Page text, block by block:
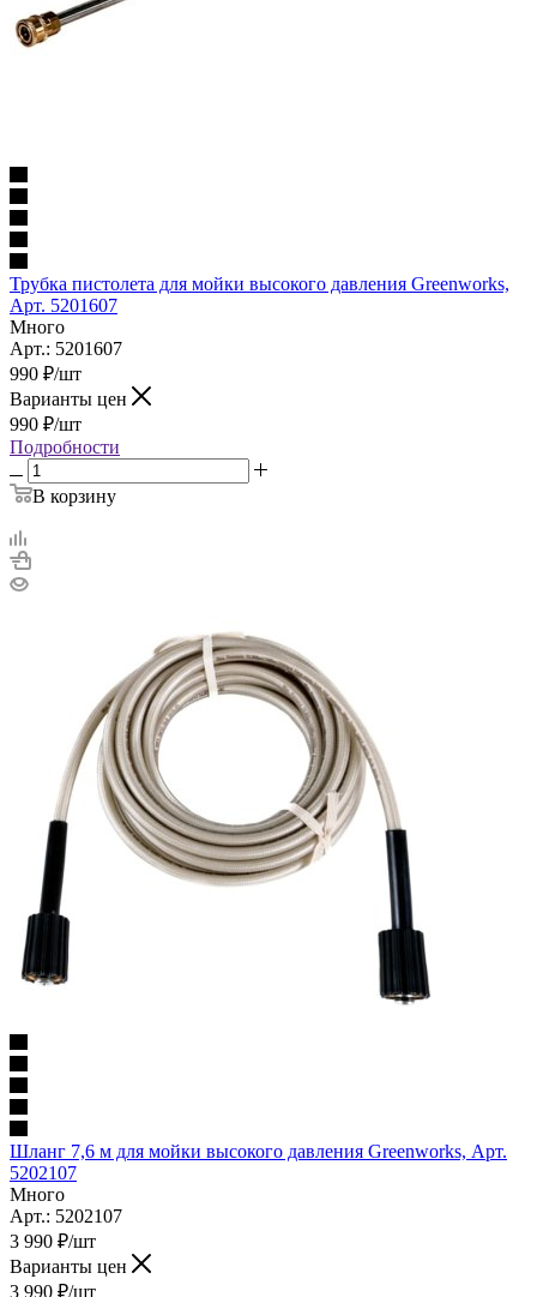
Трубка пистолета для мойки высокого давления Greenworks,
Арт. 5201607
Много
Арт.: 5201607
990 ₽/шт
Варианты цен
990 ₽/шт
Подробности
В корзину
Шланг 7,6 м для мойки высокого давления Greenworks, Арт.
5202107
Много
Арт.: 5202107
3 990 ₽/шт
Варианты цен
3 990 ₽/шт